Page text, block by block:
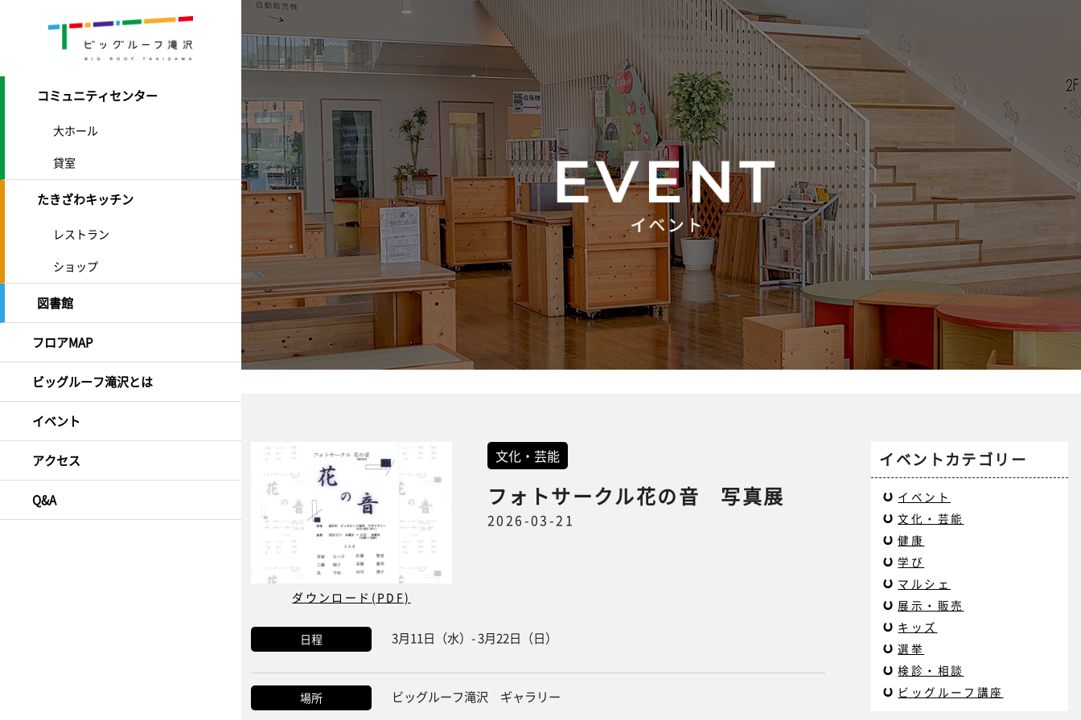
コミュニティセンター
大ホール
貸室
たきざわキッチン
レストラン
ショップ
図書館
フロアMAP
ビッグルーフ滝沢とは
イベント
アクセス
Q&A
ダウンロード(PDF)
文化・芸能
フォトサークル花の音 写真展
2026-03-21
日程 3月11日（水）- 3月22日（日）
場所 ビッグルーフ滝沢 ギャラリー
イベントカテゴリー
イベント
文化・芸能
健康
学び
マルシェ
展示・販売
キッズ
選挙
検診・相談
ビッグルーフ講座